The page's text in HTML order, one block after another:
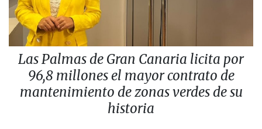
Las Palmas de Gran Canaria licita por
96,8 millones el mayor contrato de
mantenimiento de zonas verdes de su
historia